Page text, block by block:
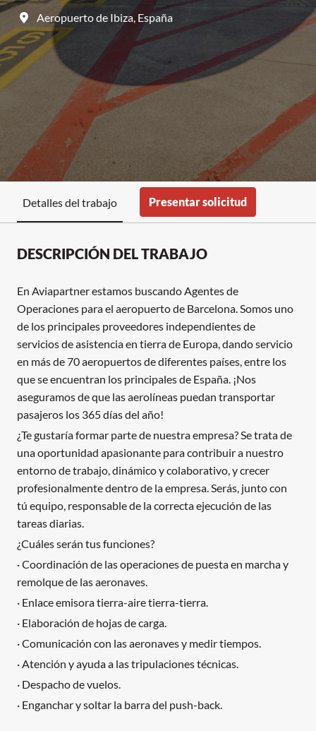
Aeropuerto de Ibiza, España
Detalles del trabajo Presentar solicitud
DESCRIPCIÓN DEL TRABAJO
En Aviapartner estamos buscando Agentes de
Operaciones para el aeropuerto de Barcelona. Somos uno
de los principales proveedores independientes de
servicios de asistencia en tierra de Europa, dando servicio
en más de 70 aeropuertos de diferentes países, entre los
que se encuentran los principales de España. ¡Nos
aseguramos de que las aerolíneas puedan transportar
pasajeros los 365 días del año!
¿Te gustaría formar parte de nuestra empresa? Se trata de
una oportunidad apasionante para contribuir a nuestro
entorno de trabajo, dinámico y colaborativo, y crecer
profesionalmente dentro de la empresa. Serás, junto con
tú equipo, responsable de la correcta ejecución de las
tareas diarias.
¿Cuáles serán tus funciones?
· Coordinación de las operaciones de puesta en marcha y
remolque de las aeronaves.
· Enlace emisora tierra-aire tierra-tierra.
· Elaboración de hojas de carga.
· Comunicación con las aeronaves y medir tiempos.
· Atención y ayuda a las tripulaciones técnicas.
· Despacho de vuelos.
· Enganchar y soltar la barra del push-back.